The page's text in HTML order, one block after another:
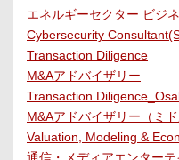
エネルギーセクター ビジ
Cybersecurity
Transaction Diligence
M&Aアドバイザリー
Transaction
M&Aアドバイザリー（ミ
Valuation, Modeling &